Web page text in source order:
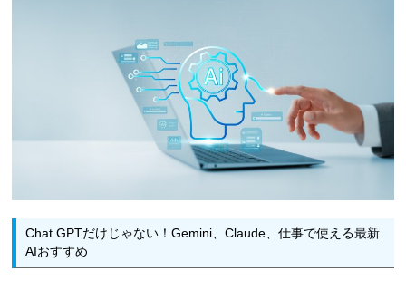
Chat GPTだけじゃない！Gemini、Claude、仕事で使える最新
AIおすすめ